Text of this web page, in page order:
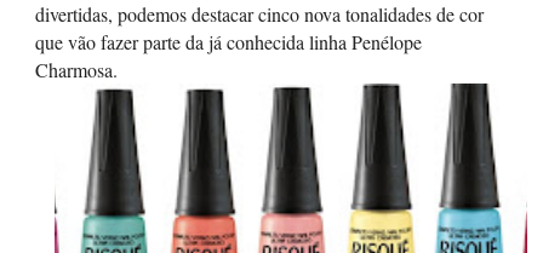
divertidas, podemos destacar cinco nova tonalidades de cor
que vão fazer parte da já conhecida linha Penélope
Charmosa.